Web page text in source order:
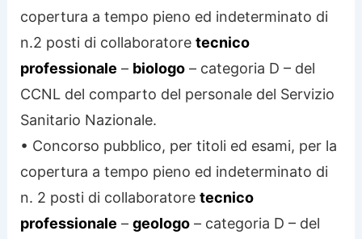
copertura a tempo pieno ed indeterminato di
n.2 posti di collaboratoretecnico
professionale – biologo – categoria D – del
CCNL del comparto del personale del Servizio
Sanitario Nazionale.
• Concorso pubblico, per titoli ed esami, per la
copertura a tempo pieno ed indeterminato di
n. 2 posti di collaboratoretecnico
professionale –geologo – categoria D – del